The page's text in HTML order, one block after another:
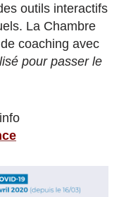
outils interactifs
La Chambre
coaching avec
pour passer le